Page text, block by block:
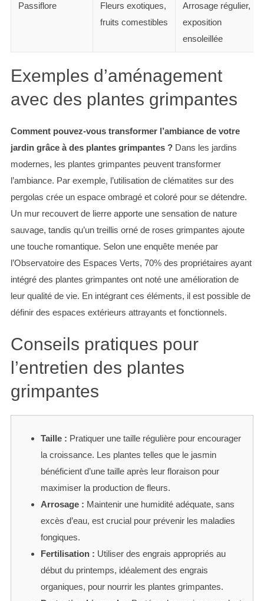
Passiflore
Fleurs exotiques,
fruits comestibles
Arrosage régulier,
exposition
ensoleillée
Exemples d’aménagement
avec des plantes grimpantes
Comment pouvez-vous transformer l’ambiance de votre
jardin grâce à des plantes grimpantes ?Dans les jardins
modernes, les plantes grimpantes peuvent transformer
l’ambiance. Par exemple, l’utilisation de clématites sur des
pergolas crée un espace ombragé et coloré pour se détendre.
Un mur recouvert de lierre apporte une sensation de nature
sauvage, tandis qu’un treillis orné de roses grimpantes ajoute
une touche romantique. Selon une enquête menée par
l’Observatoire des Espaces Verts, 70% des propriétaires ayant
intégré des plantes grimpantes ont noté une amélioration de
leur qualité de vie. En intégrant ces éléments, il est possible de
définir des espaces extérieurs attrayants et fonctionnels.
Conseils pratiques pour
l’entretien des plantes
grimpantes
Taille : Pratiquer une taille régulière pour encourager
la croissance. Les plantes telles que le jasmin
bénéficient d’une taille après leur floraison pour
maximiser la production de fleurs.
Arrosage : Maintenir une humidité adéquate, sans
excès d’eau, est crucial pour prévenir les maladies
fongiques.
Fertilisation : Utiliser des engrais appropriés au
début du printemps, idéalement des engrais
organiques, pour nourrir les plantes grimpantes.